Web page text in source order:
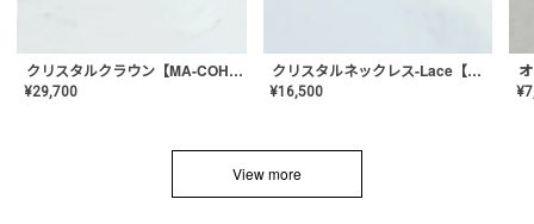
クリスタルクラウン【MA-COHD-01】韓国風クラウン/ウェディングクラウン/ティアラ
¥29,700
クリスタルネックレス-Lace【MA-CONL-02】
¥16,500 ¥
View more